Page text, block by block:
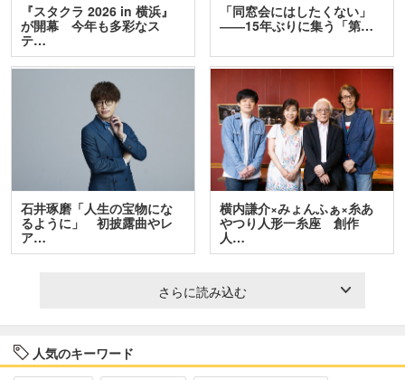
『スタクラ 2026 in 横浜』
が開幕 今年も多彩なス
テ…
「同窓会にはしたくない」
――15年ぶりに集う「第…
石井琢磨「人生の宝物にな
るように」 初披露曲やレ
ア…
横内謙介×みょんふぁ×糸あ
やつり人形一糸座 創作
人…
さらに読み込む
人気のキーワード